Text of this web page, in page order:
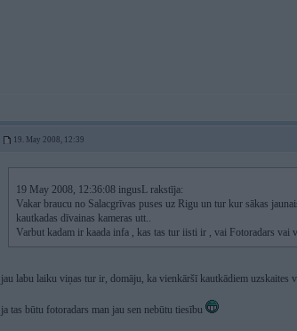
19. May 2008, 12:39
19 May 2008, 12:36:08 ingusL rakstīja:
Vakar braucu no Salacgrīvas puses uz Rigu un tur kur sākas
kautkadas dīvainas kameras utt..
Varbut kadam ir kaada infa , kas tas tur iisti ir , vai Fotoradars vai
jau labu laiku viņas tur ir, domāju, ka vienkāršī kautkādiem uzskaites
ja tas būtu fotoradars man jau sen nebūtu tiesību